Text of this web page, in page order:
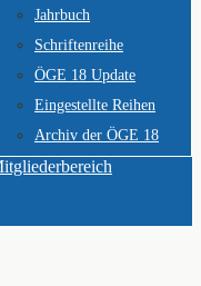
Jahrbuch
Schriftenreihe
ÖGE 18 Update
Eingestellte Reihen
Archiv der ÖGE 18